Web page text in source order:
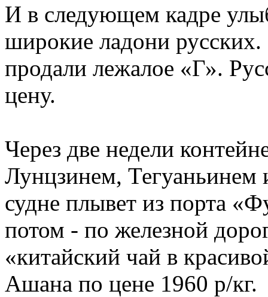
И в следующем кадре
широкие ладони
продали лежалое «Г».
цену.
Через две недели
Лунцзинем,
судне плывет из порта
потом - по железной
«китайский чай в
Ашана по цене 1960 р/кг.